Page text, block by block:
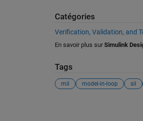
Catégories
Verification, Validation, and
En savoir plus sur Simulink
Tags
mil model-in-loop sil